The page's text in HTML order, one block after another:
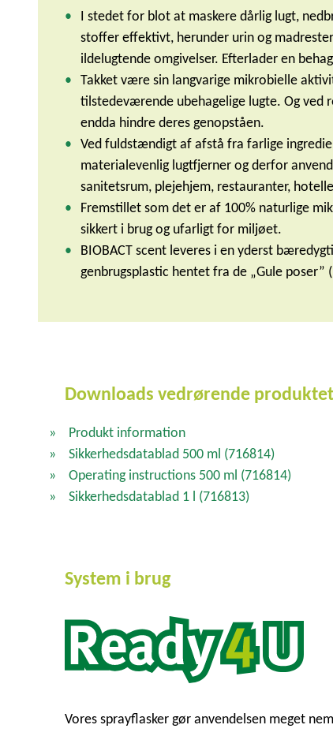
I stedet for blot at maskere dårlig lugt,
stoffer effektivt, herunder urin og
ildelugtende omgivelser. Efterlader en
Takket være sin langvarige mikrobielle
tilstedeværende ubehagelige lugte. Og ved
endda hindre deres genopståen.
Ved fuldstændigt af afstå fra farlige
materialevenlig lugtfjerner og derfor
sanitetsrum, plejehjem, restauranter,
Fremstillet som det er af 100% naturlige
sikkert i brug og ufarligt for miljøet.
BIOBACT scent leveres i en yderst
genbrugsplastic hentet fra de „Gule
Downloads vedrørende produktet
Produkt information
Sikkerhedsdatablad 500 ml (716814)
Operating instructions 500 ml (716814)
Sikkerhedsdatablad 1 l (716813)
System i brug
Vores sprayflasker gør anvendelsen meget